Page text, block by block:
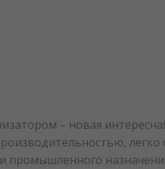
– новая
промышленного